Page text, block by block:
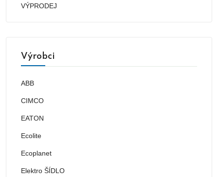
VÝPRODEJ
Výrobci
ABB
CIMCO
EATON
Ecolite
Ecoplanet
Elektro ŠÍDLO